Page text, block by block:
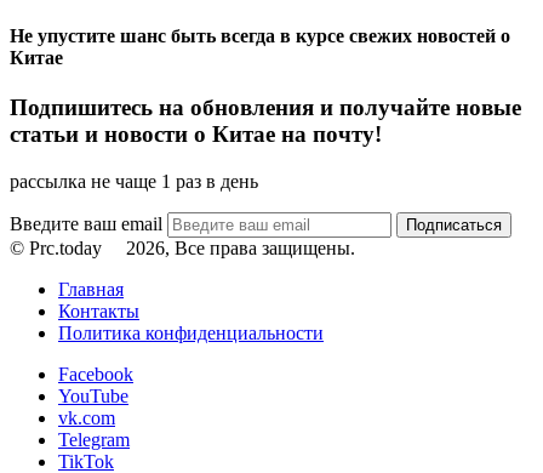
Не упустите шанс быть всегда в курсе свежих новостей о
Китае
Подпишитесь на обновления и получайте новые
статьи и новости о Китае на почту!
рассылка не чаще 1 раз в день
Введите ваш email
© Prc.today
2026, Все права защищены.
Главная
Контакты
Политика конфиденциальности
Facebook
YouTube
vk.com
Telegram
TikTok